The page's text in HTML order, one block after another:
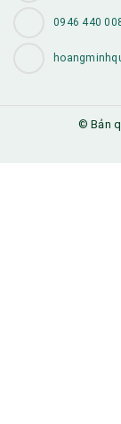
0946 440
© Bản